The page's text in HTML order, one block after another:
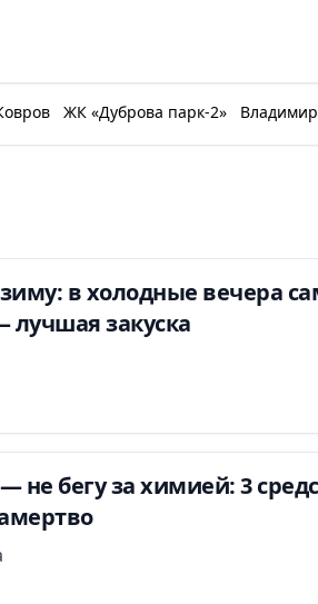
ЖК «Дуброва парк-2»
в холодные вечера
лучшая закуска
бегу за химией: 3